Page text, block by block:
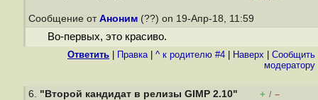
Сообщение от Аноним (??) on 19-Апр-18, 11:59
Во-первых, это красиво.
Ответить Правка| ^ к родителю #4 Наверх
Cообщить
модератору
6. "Второй кандидат в релизы GIMP 2.10" + / –